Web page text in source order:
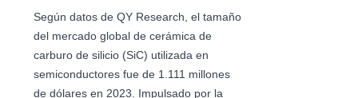
Según datos de QY Research, el tamaño
del mercado global de cerámica de
carburo de silicio (SiC) utilizada en
semiconductores fue de 1.111 millones
de dólares en 2023. Impulsado por la